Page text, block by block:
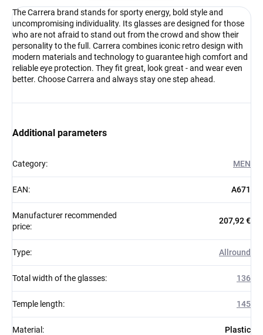
The Carrera brand stands for sporty energy, bold style and
uncompromising individuality. Its glasses are designed for those
who are not afraid to stand out from the crowd and show their
personality to the full. Carrera combines iconic retro design with
modern materials and technology to guarantee high comfort and
reliable eye protection. They fit great, look great - and wear even
better. Choose Carrera and always stay one step ahead.
Additional parameters
Category: MEN
EAN: A671
Manufacturer recommended
price:
207,92 €
Type: Allround
Total width of the glasses: 136
Temple length: 145
Material : Plastic